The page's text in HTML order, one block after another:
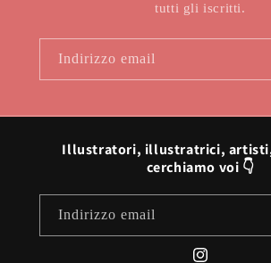
tutti gli iscritti.
Indirizzo email
Illustratori, illustratrici, artisti,
cerchiamo voi 👇
Indirizzo email